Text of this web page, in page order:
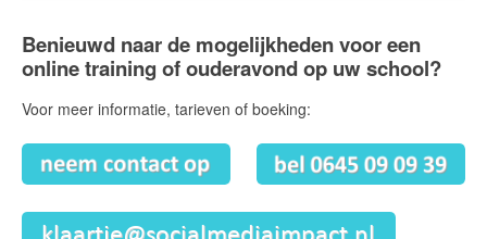
Benieuwd naar de mogelijkheden voor een
online training of ouderavond op uw school?
Voor meer informatie, tarieven of boeking: